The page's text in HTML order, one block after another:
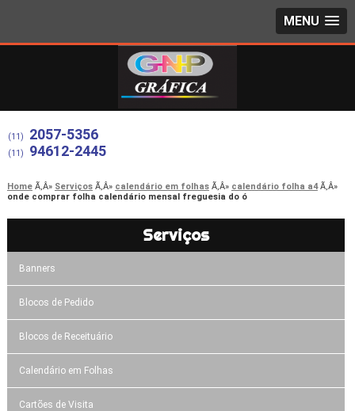
MENU
(11) 2057-5356
(11) 94612-2445
Home Serviços calendário em folhas
calendário folha a4
onde comprar folha calendário mensal freguesia do ó
Serviços
Banners
Blocos de Pedido
Blocos de Receituário
Calendário em Folhas
Cartões de Visita